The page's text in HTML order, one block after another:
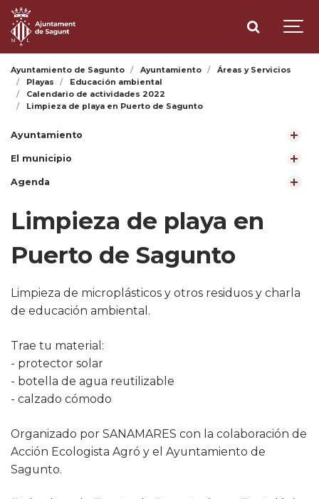
Ayuntamiento de Sagunto Ayuntamiento
Áreas y Servicios
Playas
Educación ambiental
Calendario de actividades 2022
Limpieza de playa en Puerto de Sagunto
Ayuntamiento
El municipio
Agenda
Limpieza de playa en
Puerto de Sagunto
Limpieza de microplásticos y otros residuos y charla
de educación ambiental.
Trae tu material:
- protector solar
- botella de agua reutilizable
- calzado cómodo
Organizado por SANAMARES con la colaboración de
Acción Ecologista Agró y el Ayuntamiento de
Sagunto.